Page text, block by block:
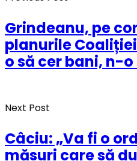
Grindeanu, pe
planurile
o să cer bani, n-
Next Post
Câciu: „Va fi o
măsuri care să